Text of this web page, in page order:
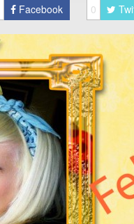
Facebook 0